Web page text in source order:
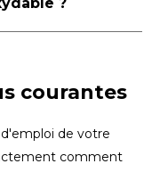
courantes
de votre
comment